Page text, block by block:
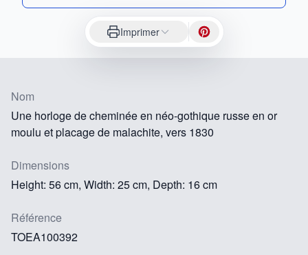
Imprimer
Nom
Une horloge de cheminée en néo-gothique russe en or
moulu et placage de malachite, vers 1830
Dimensions
Height: 56 cm, Width: 25 cm, Depth: 16 cm
Référence
TOEA100392